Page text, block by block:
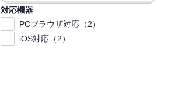
対応機器
PCブラウザ対応（2）
iOS対応（2）